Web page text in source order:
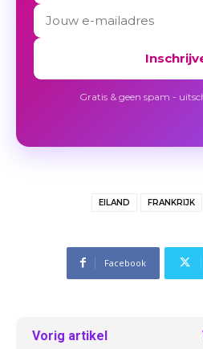
Gratis & geen spam -
EILAND FRANKRIJK
Facebook
Vorig artikel